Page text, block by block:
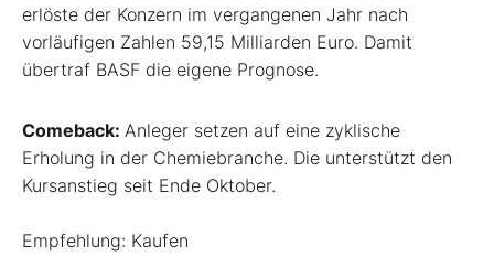
erlöste der Konzern im vergangenen Jahr nach
vorläufigen Zahlen 59,15 Milliarden Euro. Damit
übertraf BASF die eigene Prognose.
Comeback: Anleger setzen auf eine zyklische
Erholung in der Chemiebranche. Die unterstützt den
Kursanstieg seit Ende Oktober.
Empfehlung: Kaufen